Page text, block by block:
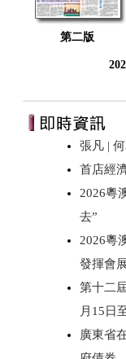
第二版
張凡 |
首店經
2026粵
去”
2026粵
發揮會
第十二
月15日
廣東省